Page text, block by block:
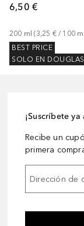
6,50 €
200 ml (3,25 € / 100 ml
BEST PRICE
SOLO EN DOUGLAS
¡Suscríbete
Recibe un
primera
Dirección de